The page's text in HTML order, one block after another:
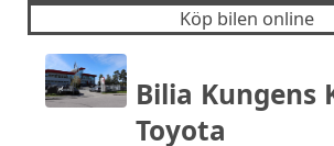
Köp bilen online
Bilia Kungens
Toyota